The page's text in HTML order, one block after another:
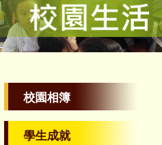
校園相簿
學生成就